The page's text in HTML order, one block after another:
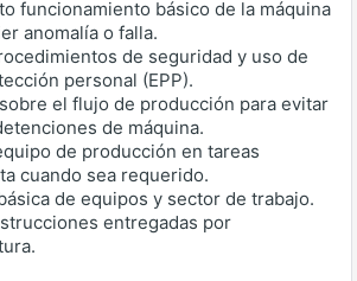
funcionamiento básico de la máquina
anomalía o falla.
de seguridad y uso de
personal (EPP).
el flujo de producción para evitar
de máquina.
de producción en tareas
cuando sea requerido.
de equipos y sector de trabajo.
entregadas por